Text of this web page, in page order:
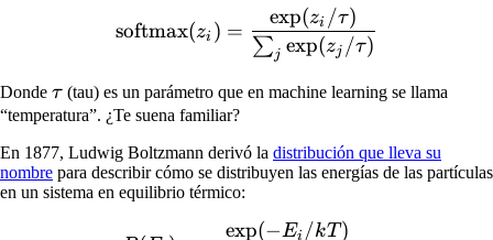
\text{softmax}(z_i) =
softmax(zi ) =
∑j exp(zj /τ)
exp(zi /τ)
Donde \tau
τ (tau) es un parámetro que en machine learning se llama
“temperatura”. ¿Te suena familiar?
En 1877, Ludwig Boltzmann derivó la distribución que lleva su
nombre para describir cómo se distribuyen las energías de las partículas
en un sistema en equilibrio térmico:
P(E_i) = \frac{\exp(-
exp(−Ei /kT )